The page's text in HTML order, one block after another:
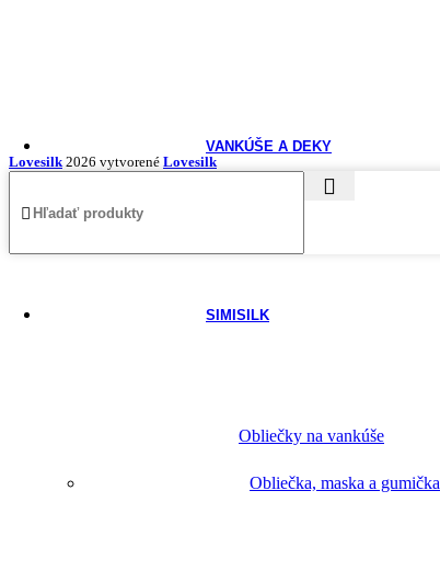
VANKÚŠE A DEKY
SIMISILK
Obliečka, maska a gumička
Lovesilk 2026 vytvorené Lovesilk
Obliečky na vankúše